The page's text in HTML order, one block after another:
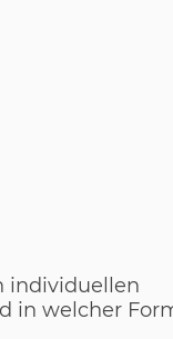
individuellen
in welcher